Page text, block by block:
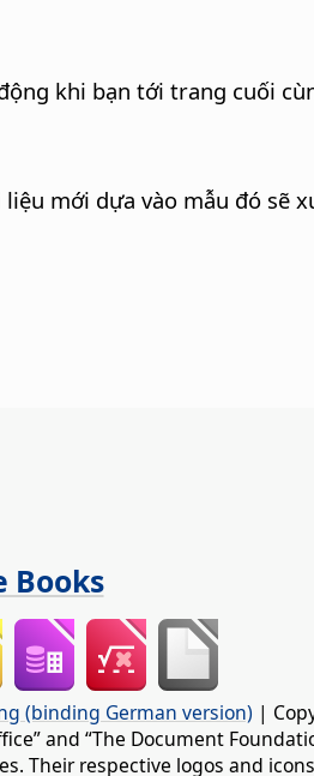
khi bạn tới trang cuối
mới dựa vào mẫu đó sẽ
Books
(binding German version) |
and “The Document
Their respective logos and